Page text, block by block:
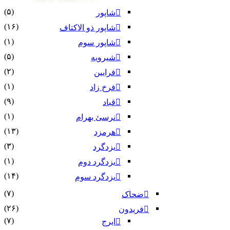
شاپور
(۵)
شاپور ذو الاکتاف
(۱۶)
شاپور سوم‏
(۱)
شیرویه
(۵)
فرایین
(۲)
فرخ زاد
(۱)
قباد
(۹)
نرسئ بهرام‏
(۱)
هرمزد
(۱۳)
یزدگرد
(۳)
یزدگرد دوم
(۱)
یزدگرد سوم
(۱۴)
ضحاک
(۷)
فریدون
(۲۶)
ایرج
(۷)